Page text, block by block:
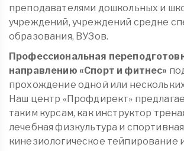
преподавателями дошкольных и
учреждений, учреждений средне
образования, ВУЗов.
Профессиональная
направлению «Спорт и фитнес»
прохождение одной или
Наш центр «Профдирект»
таким курсам, как инструктор
лечебная физкультура и
кинезиологическое тейпирование